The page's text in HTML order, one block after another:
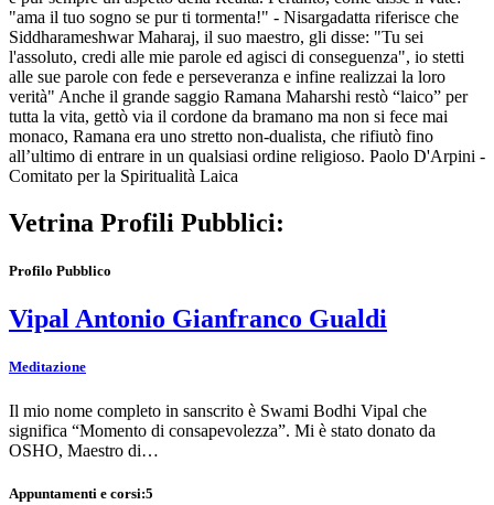
"ama il tuo sogno se pur ti tormenta!" - Nisargadatta riferisce che
Siddharameshwar Maharaj, il suo maestro, gli disse: "Tu sei
l'assoluto, credi alle mie parole ed agisci di conseguenza", io stetti
alle sue parole con fede e perseveranza e infine realizzai la loro
verità" Anche il grande saggio Ramana Maharshi restò “laico” per
tutta la vita, gettò via il cordone da bramano ma non si fece mai
monaco, Ramana era uno stretto non-dualista, che rifiutò fino
all’ultimo di entrare in un qualsiasi ordine religioso. Paolo D'Arpini -
Comitato per la Spiritualità Laica
Vetrina Profili Pubblici:
Profilo Pubblico
Vipal Antonio Gianfranco Gualdi
Meditazione
Il mio nome completo in sanscrito è Swami Bodhi Vipal che
significa “Momento di consapevolezza”. Mi è stato donato da
OSHO, Maestro di…
Appuntamenti e corsi:5